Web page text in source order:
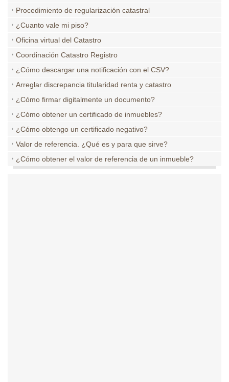
Procedimiento de regularización catastral
¿Cuanto vale mi piso?
Oficina virtual del Catastro
Coordinación Catastro Registro
¿Cómo descargar una notificación con el CSV?
Arreglar discrepancia titularidad renta y catastro
¿Cómo firmar digitalmente un documento?
¿Cómo obtener un certificado de inmuebles?
¿Cómo obtengo un certificado negativo?
Valor de referencia. ¿Qué es y para que sirve?
¿Cómo obtener el valor de referencia de un inmueble?